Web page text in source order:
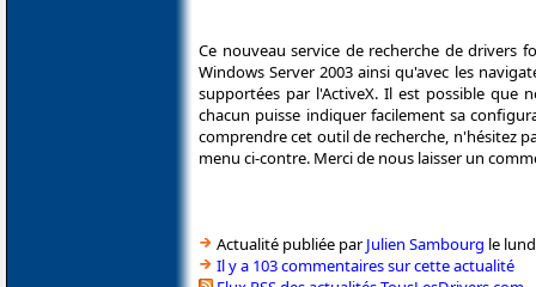
Ce nouveau service de recherche de drivers
Windows Server 2003 ainsi qu'avec les
supportées par l'ActiveX. Il est possible que
chacun puisse indiquer facilement sa
comprendre cet outil de recherche, n'hésitez
menu ci-contre. Merci de nous laisser un
Actualité publiée parJulien Sambourg le
Il y a 103 commentaires sur cette actualité